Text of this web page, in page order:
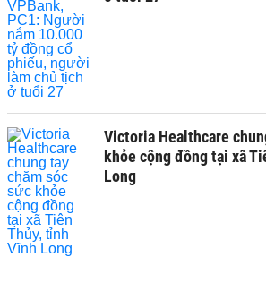
Victoria Healthcare
khỏe cộng đồng tại xã
Long